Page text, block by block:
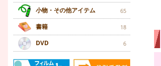
小物・その他アイテム 65
書籍 18
DVD 6